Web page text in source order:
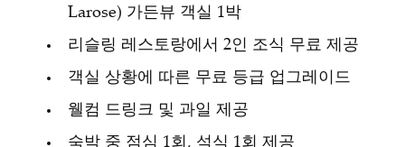
Larose) 가든뷰 객실 1박
리슬링 레스토랑에서 2인 조식 무료 제공
객실 상황에 따른 무료 등급 업그레이드
웰컴 드링크 및 과일 제공
숙박 중 점심 1회, 석식 1회 제공